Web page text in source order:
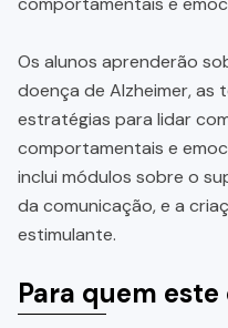
Os alunos aprenderão
doença de Alzheimer, as
estratégias para lidar
comportamentais e
inclui módulos sobre o
da comunicação, e a
estimulante.
Para quem